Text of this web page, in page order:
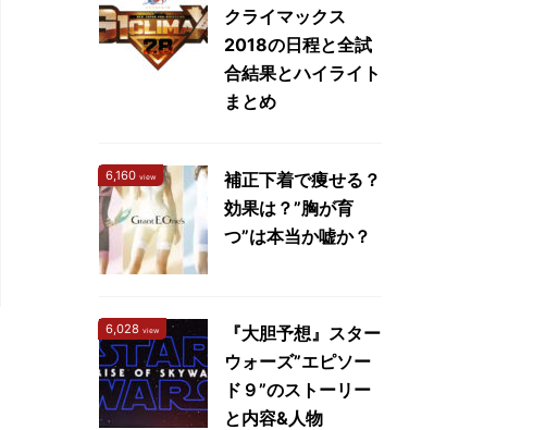
クライマックス
2018の日程と全試
合結果とハイライト
まとめ
6,160 view
補正下着で痩せる？
効果は？”胸が育
つ”は本当か嘘か？
6,028 view
『大胆予想』スター
ウォーズ”エピソー
ド９”のストーリー
と内容&人物